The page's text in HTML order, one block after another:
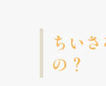
ちい
の？